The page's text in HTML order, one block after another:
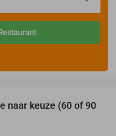
40%
naar keuze (60 of 90